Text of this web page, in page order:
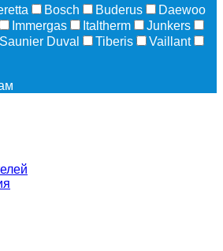
Bosch Buderus
Daewoo
Immergas Italtherm
Junkers
Saunier Duval Tiberis
Vaillant